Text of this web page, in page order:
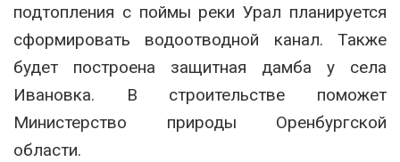
подтопления с поймы реки Урал планируется
сформировать водоотводной канал. Также
будет построена защитная дамба у села
Ивановка. В строительстве поможет
Министерство природы Оренбургской
области.